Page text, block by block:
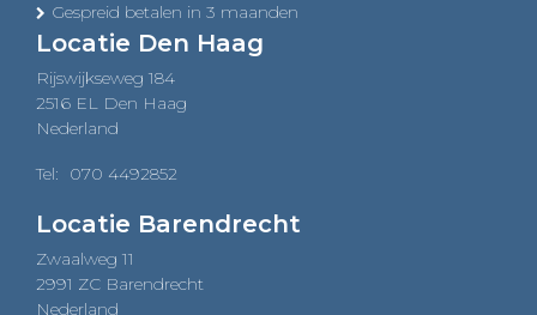
Gespreid betalen in 3 maanden
Locatie Den Haag
Rijswijkseweg 184
2516 EL Den Haag
Nederland
Tel: 070 4492852
Locatie Barendrecht
Zwaalweg 11
2991 ZC Barendrecht
Nederland